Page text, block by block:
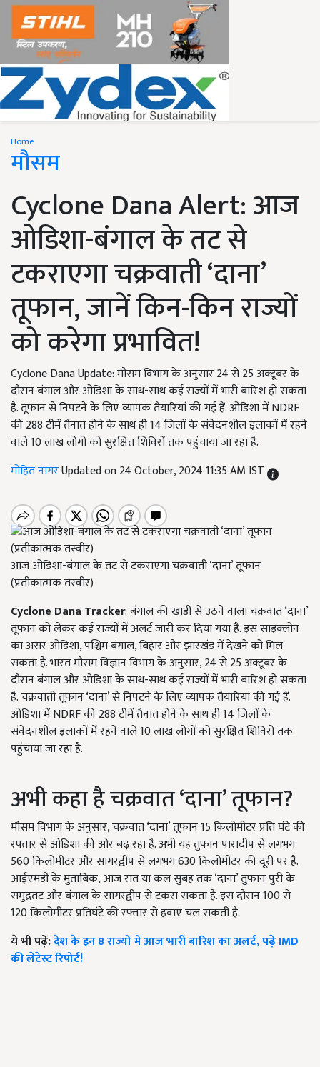
Home
मौसम
Cyclone Dana Alert: आज
ओडिशा-बंगाल के तट से
टकराएगा चक्रवाती ‘दाना’
तूफान, जानें किन-किन राज्यों
को करेगा प्रभावित!
Cyclone Dana Update: मौसम विभाग के अनुसार 24 से 25 अक्टूबर के
दौरान बंगाल और ओडिशा के साथ-साथ कई राज्यों में भारी बारिश हो सकता
है. तूफान से निपटने के लिए व्यापक तैयारियां की गई हैं. ओडिशा में NDRF
की 288 टीमें तैनात होने के साथ ही 14 जिलों के संवेदनशील इलाकों में रहने
वाले 10 लाख लोगों को सुरक्षित शिविरों तक पहुंचाया जा रहा है.
मोहित नागरUpdated on 24 October, 2024 11:35 AM IST
आज ओडिशा-बंगाल के तट से टकराएगा चक्रवाती ‘दाना’ तूफान
(प्रतीकात्मक तस्वीर)
Cyclone Dana Tracker: बंगाल की खाड़ी से उठने वाला चक्रवात ‘दाना’
तूफान को लेकर कई राज्यों में अलर्ट जारी कर दिया गया है. इस साइक्लोन
का असर ओडिशा, पश्चिम बंगाल, बिहार और झारखंड में देखने को मिल
सकता है. भारत मौसम विज्ञान विभाग के अनुसार, 24 से 25 अक्टूबर के
दौरान बंगाल और ओडिशा के साथ-साथ कई राज्यों में भारी बारिश हो सकता
है. चक्रवाती तूफान ‘दाना’ से निपटने के लिए व्यापक तैयारियां की गई हैं.
ओडिशा में NDRF की 288 टीमें तैनात होने के साथ ही 14 जिलों के
संवेदनशील इलाकों में रहने वाले 10 लाख लोगों को सुरक्षित शिविरों तक
पहुंचाया जा रहा है.
अभी कहा है चक्रवात ‘दाना’ तूफान?
मौसम विभाग के अनुसार, चक्रवात ‘दाना’ तूफान 15 किलोमीटर प्रति घंटे की
रफ्तार से ओडिशा की ओर बढ़ रहा है. अभी यह तुफान पारादीप से लगभग
560 किलोमीटर और सागरद्वीप से लगभग 630 किलोमीटर की दूरी पर है.
आईएमडी के मुताबिक, आज रात या कल सुबह तक ‘दाना’ तुफान पुरी के
समुद्रतट और बंगाल के सागरद्वीप से टकरा सकता है. इस दौरान 100 से
120 किलोमीटर प्रतिघंटे की रफ्तार से हवाएं चल सकती है.
ये भी पढ़ें:देश के इन 8 राज्यों में आज भारी बारिश का अलर्ट, पढ़े IMD
की लेटेस्ट रिपोर्ट!